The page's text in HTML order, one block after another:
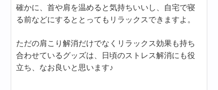
確かに、首や肩を温めると気持ちいいし、自宅で寝
る前などにするととってもリラックスできますよ。
ただの肩こり解消だけでなくリラックス効果も持ち
合わせているグッズは、日頃のストレス解消にも役
立ち、なお良いと思います♪